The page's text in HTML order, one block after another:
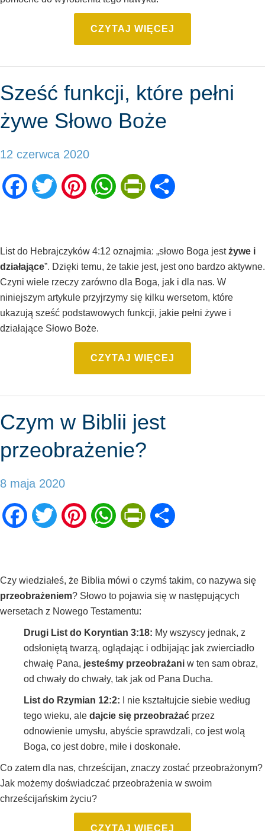
CZYTAJ WIĘCEJ
Sześć funkcji, które pełni
żywe Słowo Boże
12 czerwca 2020
FacebookTwitter PinterestWhatsAppPrintFriendly
List do Hebrajczyków 4:12 oznajmia: „słowo Boga jestżywe i
działające”. Dzięki temu, że takie jest, jest ono bardzo aktywne.
Czyni wiele rzeczy zarówno dla Boga, jak i dla nas. W
niniejszym artykule przyjrzymy się kilku wersetom, które
ukazują sześć podstawowych funkcji, jakie pełni żywe i
działające Słowo Boże.
CZYTAJ WIĘCEJ
Czym w Biblii jest
przeobrażenie?
8 maja 2020
FacebookTwitter PinterestWhatsAppPrintFriendly
Czy wiedziałeś, że Biblia mówi o czymś takim, co nazywa się
przeobrażeniem? Słowo to pojawia się w następujących
wersetach z Nowego Testamentu:
Drugi List do Koryntian 3:18: My wszyscy jednak, z
odsłoniętą twarzą, oglądając i odbijając jak zwierciadło
chwałę Pana, jesteśmy przeobrażani w ten sam obraz,
od chwały do chwały, tak jak od Pana Ducha.
List do Rzymian 12:2: I nie kształtujcie siebie według
tego wieku, ale dajcie się przeobrażać przez
odnowienie umysłu, abyście sprawdzali, co jest wolą
Boga, co jest dobre, miłe i doskonałe.
Co zatem dla nas, chrześcijan, znaczy zostać przeobrażonym?
Jak możemy doświadczać przeobrażenia w swoim
chrześcijańskim życiu?
CZYTAJ WIĘCEJ